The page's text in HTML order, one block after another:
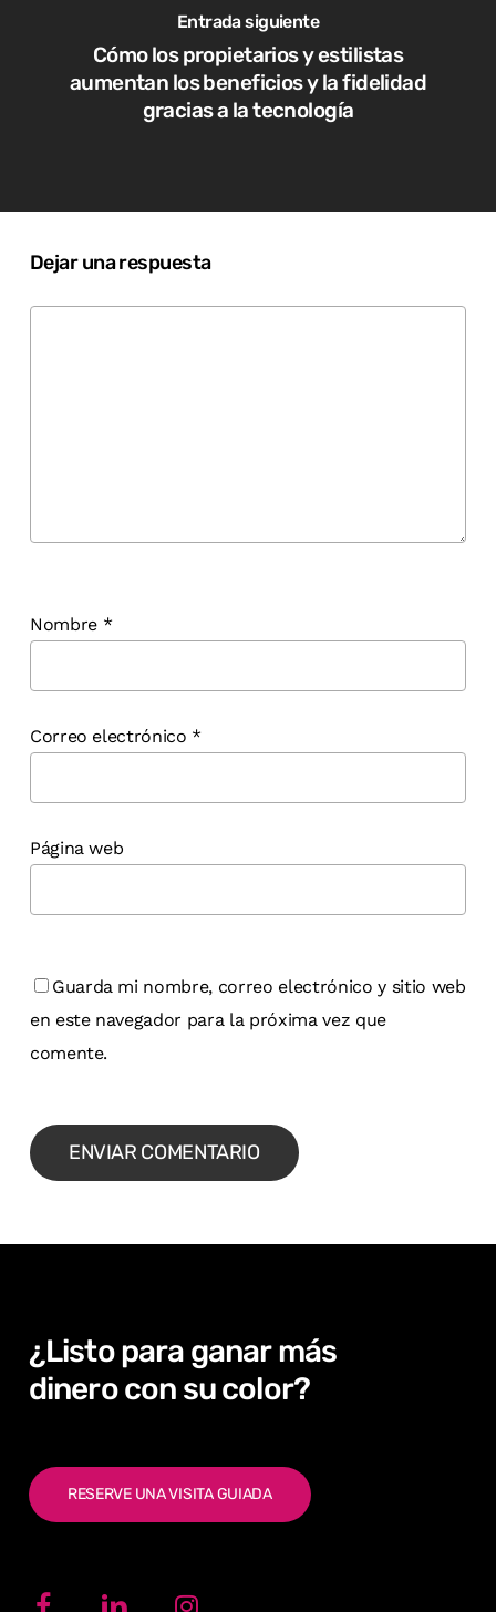
Entrada siguiente
Cómo los propietarios y estilistas
aumentan los beneficios y la fidelidad
gracias a la tecnología
Dejar una respuesta
Nombre *
Correo electrónico *
Página web
Guarda mi nombre, correo electrónico y sitio web
en este navegador para la próxima vez que
comente.
¿Listopara ganarmás
dinero con sucolor?
RESERVE UNA VISITA GUIADA